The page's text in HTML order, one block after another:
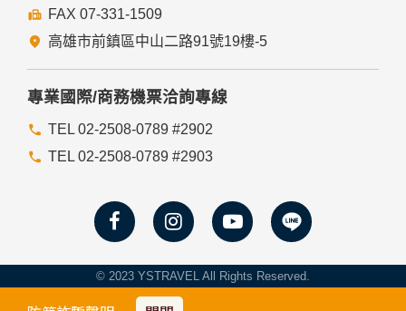
FAX 07-331-1509
高雄市前鎮區中山二路91號19樓-5
專業國際/商務機票洽詢專線
TEL 02-2508-0789 #2902
TEL 02-2508-0789 #2903
© 2023 YSTRAVEL All Rights Reserved.